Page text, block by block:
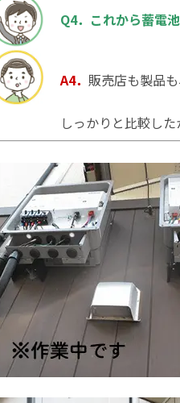
Q4．これから蓄電
A4． 販売店も製品
しっかりと比較し